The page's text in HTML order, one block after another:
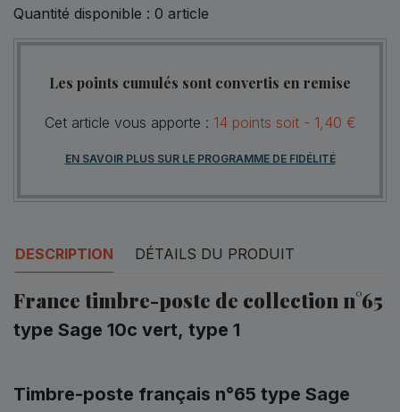
Quantité disponible : 0 article
Les points cumulés sont convertis en remise
Cet article vous apporte : 14 points soit - 1,40 €
EN SAVOIR PLUS SUR LE PROGRAMME DE FIDÉLITÉ
DESCRIPTION DÉTAILS DU PRODUIT
France timbre-poste de collection n°65
type Sage 10c vert, type 1
Timbre-poste français n°65 type Sage